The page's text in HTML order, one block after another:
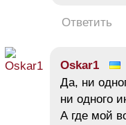
Ответить
Oskar1
Да, ни
ни одного
А где мой